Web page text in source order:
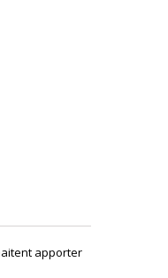
apporter